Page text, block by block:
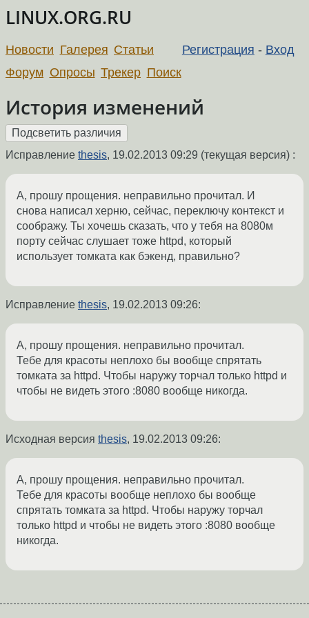
LINUX.ORG.RU
Регистрация - Вход
Новости Галерея Статьи
Форум Опросы Трекер Поиск
История изменений
Исправление thesis, 19.02.2013 09:29 (текущая версия) :
А, прошу прощения. неправильно прочитал. И
снова написал херню, сейчас, переключу контекст и
соображу. Ты хочешь сказать, что у тебя на 8080м
порту сейчас слушает тоже httpd, который
использует томката как бэкенд, правильно?
Исправление thesis, 19.02.2013 09:26:
А, прошу прощения. неправильно прочитал.
Тебе для красоты неплохо бы вообще спрятать
томката за httpd. Чтобы наружу торчал только httpd и
чтобы не видеть этого :8080 вообще никогда.
Исходная версия thesis, 19.02.2013 09:26:
А, прошу прощения. неправильно прочитал.
Тебе для красоты вообще неплохо бы вообще
спрятать томката за httpd. Чтобы наружу торчал
только httpd и чтобы не видеть этого :8080 вообще
никогда.